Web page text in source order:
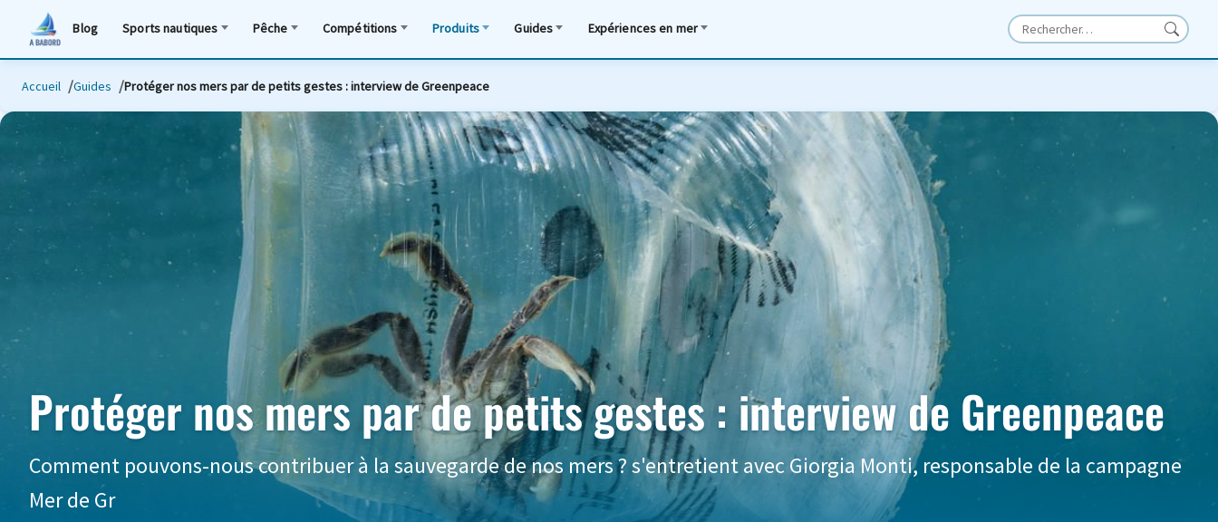
Blog Sports nautiques Pêche Compétitions Produits Guides Expériences en mer
Accueil Guides Protéger nos mers par de petits gestes : interview de Greenpeace
Protéger nos mers par de petits gestes : interview de Greenpeace
Comment pouvons-nous contribuer à la sauvegarde de nos mers ? s'entretient avec Giorgia Monti, responsable de la campagne
Mer de Gr